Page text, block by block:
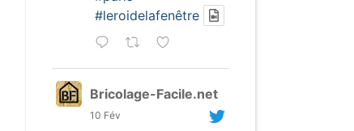
#leroidelafenêtre
Bricolage-Facile.net
10 Fév